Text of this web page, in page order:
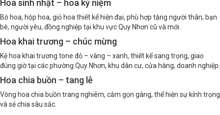
Hoa sinh nhật – hoa kỷ niệm
Bó hoa, hộp hoa, giỏ hoa thiết kế hiện đại, phù hợp tặng người thân, bạn
bè, người yêu, đồng nghiệp tại khu vực Quy Nhơn cũ và mới.
Hoa khai trương – chúc mừng
Kệ hoa khai trương tone đỏ – vàng – xanh, thiết kế sang trọng, giao
đúng giờ tại các phường Quy Nhơn, khu dân cư, cửa hàng, doanh nghiệp.
Hoa chia buồn – tang lễ
Vòng hoa chia buồn trang nghiêm, cắm gọn gàng, thể hiện sự kính trọng